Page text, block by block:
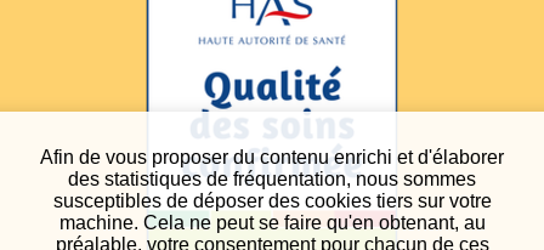
Afin de vous proposer du contenu enrichi et d'élaborer
des statistiques de fréquentation, nous sommes
susceptibles de déposer des cookies tiers sur votre
machine. Cela ne peut se faire qu'en obtenant, au
préalable, votre consentement pour chacun de ces